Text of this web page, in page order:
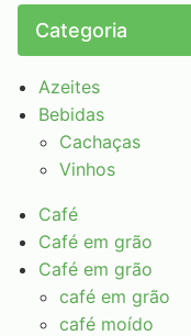
Categoria
Azeites
Bebidas
Cachaças
Vinhos
Café
Café em grão
Café em grão
café em grão
café moído